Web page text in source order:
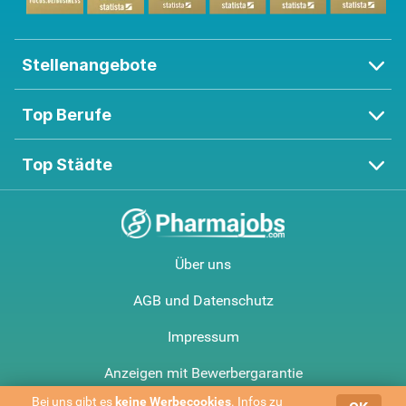
Stellenangebote
Top Berufe
Top Städte
Über uns
AGB und Datenschutz
Impressum
Anzeigen mit Bewerbergarantie
Bei uns gibt es keine Werbe­cookies. Infos zu